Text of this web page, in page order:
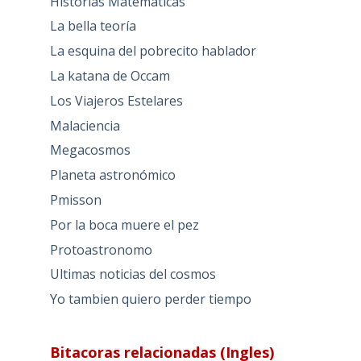
La bella teoría
La esquina del pobrecito hablador
La katana de Occam
Los Viajeros Estelares
Malaciencia
Megacosmos
Planeta astronómico
Pmisson
Por la boca muere el pez
Protoastronomo
Ultimas noticias del cosmos
Yo tambien quiero perder tiempo
Bitacoras relacionadas (Ingles)